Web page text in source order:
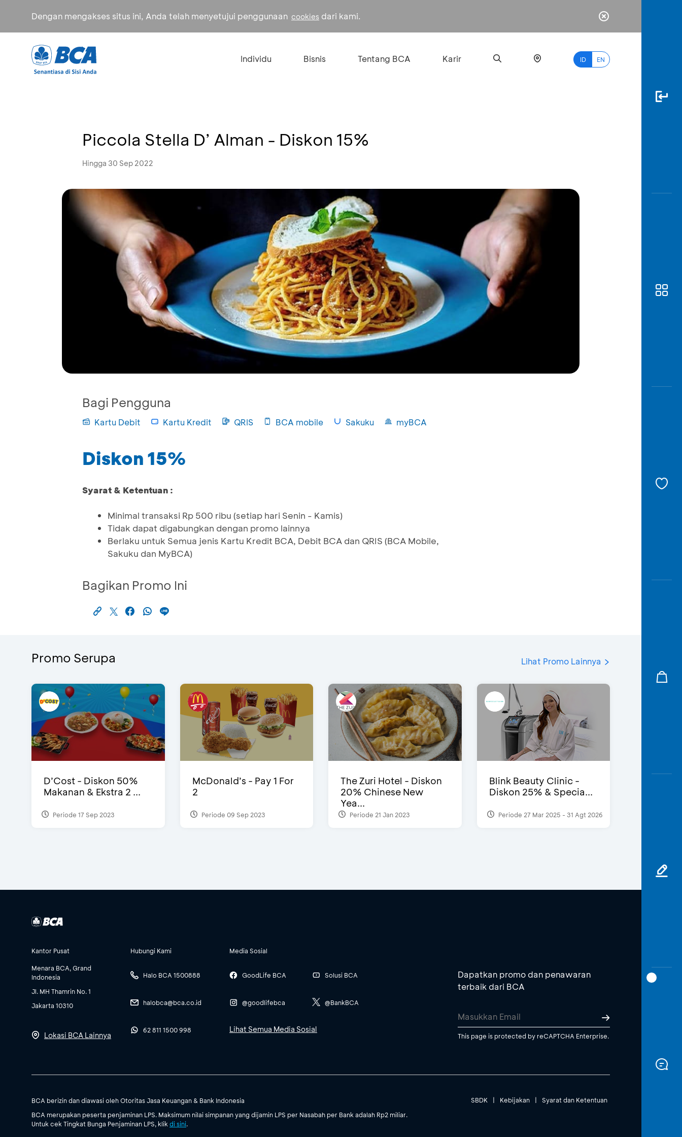
Dengan mengakses situs ini, Anda telah menyetujui penggunaan cookies dari kami.
Individu Bisnis Tentang BCA Karir ID EN
Piccola Stella D’ Alman - Diskon 15%
Hingga 30 Sep 2022
Bagi Pengguna
Kartu Debit Kartu Kredit QRIS BCA mobile Sakuku myBCA
Diskon 15%
Syarat & Ketentuan :
Minimal transaksi Rp 500 ribu (setiap hari Senin - Kamis)
Tidak dapat digabungkan dengan promo lainnya
Berlaku untuk Semua jenis Kartu Kredit BCA, Debit BCA dan QRIS (BCA Mobile,
Sakuku dan MyBCA)
Bagikan Promo Ini
Promo Serupa Lihat Promo Lainnya
D’Cost - Diskon 50%
Makanan & Ekstra 2 ...
Periode 17 Sep 2023
McDonald’s - Pay 1 For
2
Periode 09 Sep 2023
The Zuri Hotel - Diskon
20% Chinese New
Yea...
Periode 21 Jan 2023
Blink Beauty Clinic -
Diskon 25% & Specia...
Periode 27 Mar 2025 - 31 Agt 2026
Kantor Pusat
Menara BCA, Grand
Indonesia
Jl. MH Thamrin No. 1
Jakarta 10310
Lokasi BCA Lainnya
Hubungi Kami
Halo BCA 1500888
halobca@bca.co.id
62 811 1500 998
Media Sosial
GoodLife BCA
@goodlifebca
Solusi BCA
@BankBCA
Lihat Semua Media Sosial
Dapatkan promo dan penawaran
terbaik dari BCA
This page is protected by reCAPTCHA Enterprise.
SBDK | Kebijakan | Syarat dan Ketentuan
BCA berizin dan diawasi oleh Otoritas Jasa Keuangan & Bank Indonesia
BCA merupakan peserta penjaminan LPS. Maksimum nilai simpanan yang dijamin LPS per Nasabah per Bank adalah Rp2 miliar.
Untuk cek Tingkat Bunga Penjaminan LPS, klik di sini.